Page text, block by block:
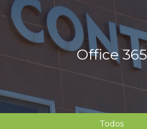
Office 365
Todos